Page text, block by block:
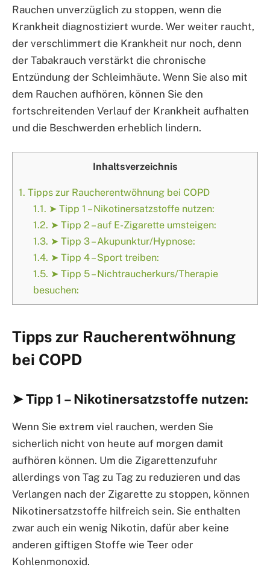
Rauchen unverzüglich zu stoppen, wenn die
Krankheit diagnostiziert wurde. Wer weiter raucht,
der verschlimmert die Krankheit nur noch, denn
der Tabakrauch verstärkt die chronische
Entzündung der Schleimhäute. Wenn Sie also mit
dem Rauchen aufhören, können Sie den
fortschreitenden Verlauf der Krankheit aufhalten
und die Beschwerden erheblich lindern.
Inhaltsverzeichnis
1. Tipps zur Raucherentwöhnung bei COPD
1.1. ➤ Tipp 1 – Nikotinersatzstoffe nutzen:
1.2. ➤ Tipp 2 – auf E-Zigarette umsteigen:
1.3. ➤ Tipp 3 – Akupunktur/Hypnose:
1.4. ➤ Tipp 4 – Sport treiben:
1.5. ➤ Tipp 5 – Nichtraucherkurs/Therapie
besuchen:
Tipps zur Raucherentwöhnung
bei COPD
➤ Tipp 1 – Nikotinersatzstoffe nutzen:
Wenn Sie extrem viel rauchen, werden Sie
sicherlich nicht von heute auf morgen damit
aufhören können. Um die Zigarettenzufuhr
allerdings von Tag zu Tag zu reduzieren und das
Verlangen nach der Zigarette zu stoppen, können
Nikotinersatzstoffe hilfreich sein. Sie enthalten
zwar auch ein wenig Nikotin, dafür aber keine
anderen giftigen Stoffe wie Teer oder
Kohlenmonoxid.